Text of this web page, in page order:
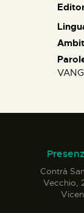
Contrà
Vecchio,